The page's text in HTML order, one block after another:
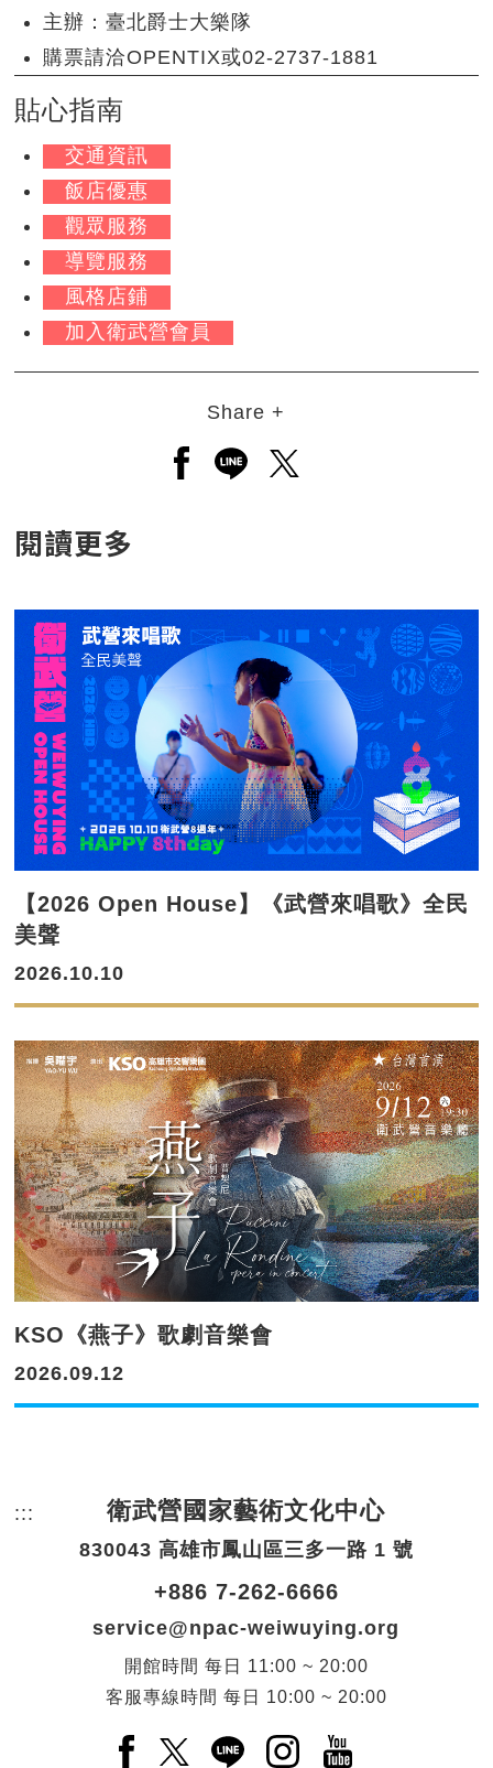
主辦：臺北爵士大樂隊
購票請洽OPENTIX或02-2737-1881
貼心指南
交通資訊
飯店優惠
觀眾服務
導覽服務
風格店鋪
加入衛武營會員
Share +
另開新視窗分享至facebook
另開新視窗分享至line
另開新視窗分享至
閱讀更多
【2026 Open House】《武營來唱歌》全民
美聲
2026.10.10
KSO《燕子》歌劇音樂會
2026.09.12
::: 頁尾網站資訊。
衛武營國家藝術文化中心
830043 高雄市鳳山區三多一路 1 號
+886 7-262-6666
service@npac-weiwuying.org
開館時間 每日
11:00 ~ 20:00
客服專線時間 每日 10:00 ~ 20:00
Facebook(另開新視窗)
X(另開新視窗)
LINE(另開新視窗)
Instagram(另開新視
YouTube(另開